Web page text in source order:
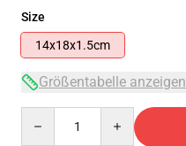
Size
14x18x1.5cm
Größentabelle anzeigen